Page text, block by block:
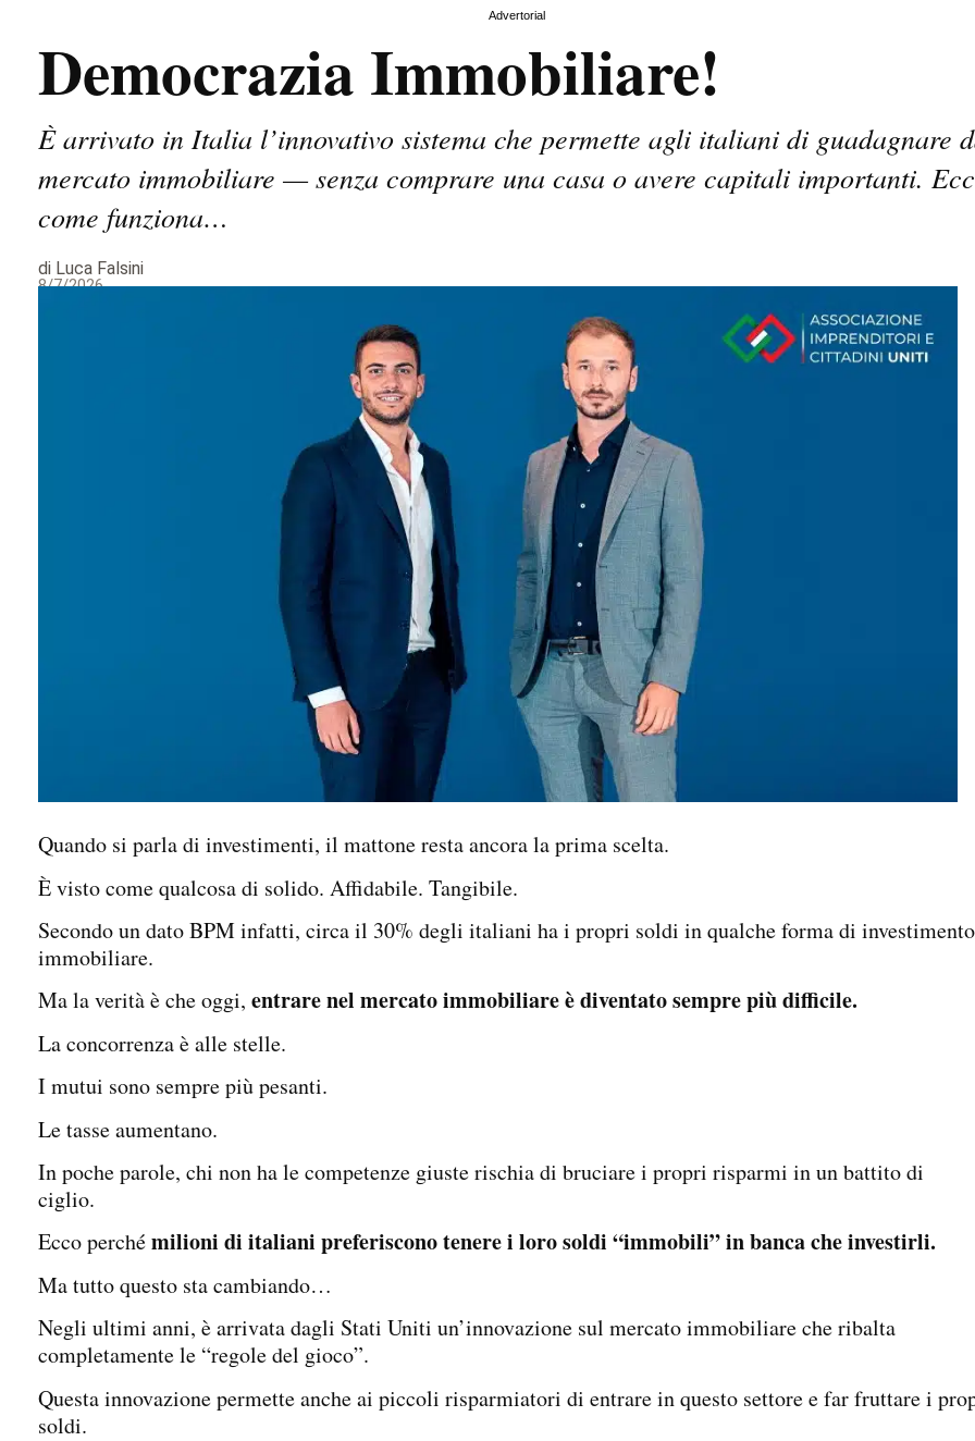
Advertorial
Democrazia Immobiliare!
È arrivato in Italia l’innovativo sistema che permette agli italiani di guadagnare
mercato immobiliare — senza comprare una casa o avere capitali importanti.
come funziona…
di Luca Falsini
8/7/2026
Quando si parla di investimenti, il mattone resta ancora la prima scelta.
È visto come qualcosa di solido. Affidabile. Tangibile.
Secondo un dato BPM infatti, circa il 30% degli italiani ha i propri soldi in qualche forma di investimento
immobiliare.
Ma la verità è che oggi, entrare nel mercato immobiliareè diventato sempre più difficile.
La concorrenza è alle stelle.
I mutui sono sempre più pesanti.
Le tasse aumentano.
In poche parole, chi non ha le competenze giuste rischia di bruciare i propri risparmi in un battito di
ciglio.
Ecco perchémilioni di italiani preferiscono tenere i loro soldi “immobili” in banca che investirli.
Ma tutto questo sta cambiando…
Negli ultimi anni, è arrivata dagli Stati Uniti un’innovazione sul mercato immobiliare che ribalta
completamente le “regole del gioco”.
Questa innovazione permette anche ai piccoli risparmiatori di entrare in questo settore e far fruttare i
soldi.